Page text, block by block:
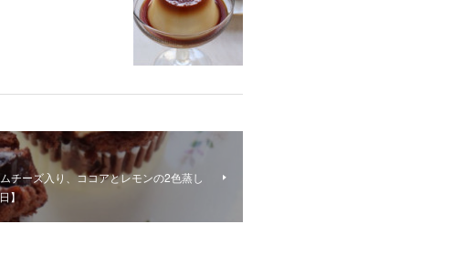
チーズ入り、ココアとレモンの2色蒸し
】